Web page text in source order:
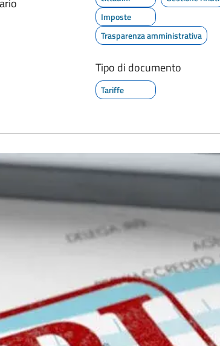
Imposte
Trasparenza amministrativa
Tipo di documento
Tariffe